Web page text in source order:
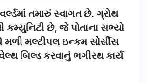
તમારું સ્વાગત છે. ગ્રોથ
છે, જે પોતાના સભ્યો
મળી મલ્ટીપલ ઇન્કમ સોર્સીસ
બિલ્ડ કરવાનું ભગીરથ કાર્ય